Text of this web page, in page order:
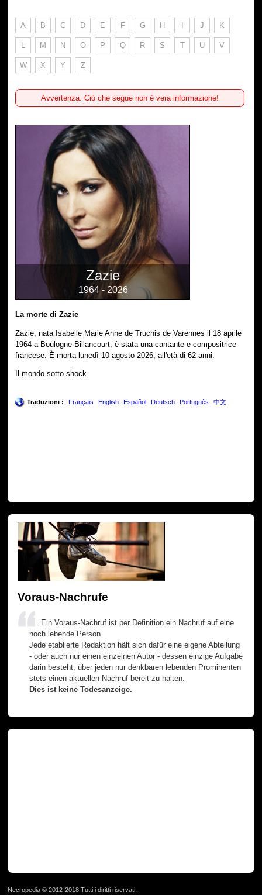
A B C D E F G H I J K
L M N O P Q R S T U V
W X Y Z
Avvertenza: Ciò che segue non è vera informazione!
Zazie
1964 - 2026
La morte di Zazie
Zazie, nata Isabelle Marie Anne de Truchis de Varennes il 18 aprile
1964 a Boulogne-Billancourt, è stata una cantante e compositrice
francese. È morta lunedì 10 agosto 2026, all'età di 62 anni.
Il mondo sotto shock.
Traduzioni : Français English Español Deutsch Português 中文
Voraus-Nachrufe
Ein Voraus-Nachruf ist per Definition ein Nachruf auf eine
noch lebende Person.
Jede etablierte Redaktion hält sich dafür eine eigene Abteilung
- oder auch nur einen einzelnen Autor - dessen einzige Aufgabe
darin besteht, über jeden nur denkbaren lebenden Prominenten
stets einen aktuellen Nachruf bereit zu halten.
Dies ist keine Todesanzeige.
Necropedia © 2012-2018 Tutti i diritti riservati.